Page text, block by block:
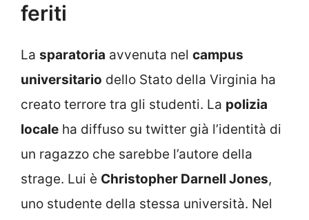
feriti
La sparatoria avvenuta nel campus
universitario dello Stato della Virginia ha
creato terrore tra gli studenti. La polizia
locale ha diffuso su twitter già l’identità di
un ragazzo che sarebbe l’autore della
strage. Lui è Christopher Darnell Jones,
uno studente della stessa università. Nel